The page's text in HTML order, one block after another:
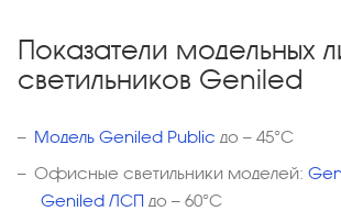
Показатели модельных
светильников Geniled
Модель Geniled Public до — 45°С
Офисные светильники моделей:
Geniled ЛСП до — 60°С